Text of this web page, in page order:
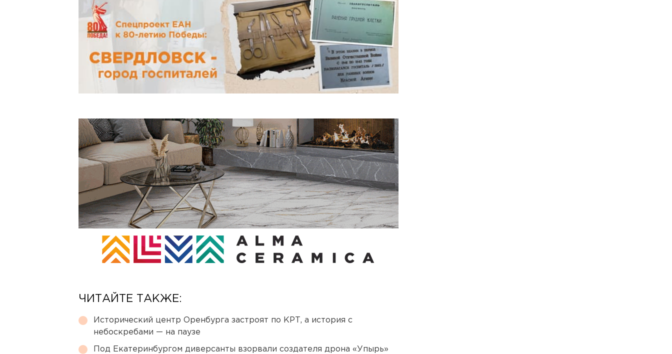
ЧИТАЙТЕ ТАКЖЕ:
Исторический центр Оренбурга застроят по КРТ, а история с
небоскребами — на паузе
Под Екатеринбургом диверсанты взорвали создателя дрона «Упырь»